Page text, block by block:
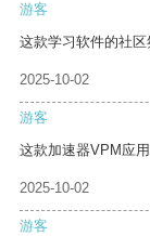
游客
这款学习软件的社区
2025-10-02
游客
这款加速器VPM应
2025-10-02
游客